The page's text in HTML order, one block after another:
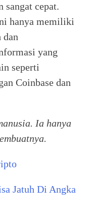
sangat cepat.
hanya memiliki
dan
yang
seperti
Coinbase dan
Ia hanya
Jatuh Di Angka